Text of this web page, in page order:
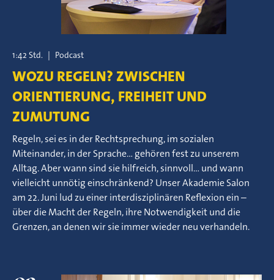
1:42 Std. | Podcast
WOZU REGELN? ZWISCHEN
ORIENTIERUNG, FREIHEIT UND
ZUMUTUNG
Regeln, sei es in der Rechtsprechung, im sozialen
Miteinander, in der Sprache… gehören fest zu unserem
Alltag. Aber wann sind sie hilfreich, sinnvoll… und wann
vielleicht unnötig einschränkend? Unser Akademie Salon
am 22. Juni lud zu einer interdisziplinären Reflexion ein –
über die Macht der Regeln, ihre Notwendigkeit und die
Grenzen, an denen wir sie immer wieder neu verhandeln.